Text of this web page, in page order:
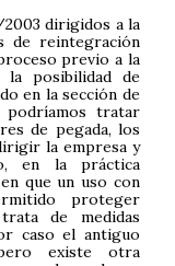
dirigidos a la
de reintegración
previo a la
la posibilidad de
en la sección de
podríamos tratar
de pegada, los
la empresa y
en la práctica
que un uso con
proteger
de medidas
caso el antiguo
existe otra